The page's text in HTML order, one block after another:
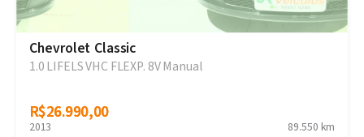
Chevrolet Classic
1.0 LIFELS VHC FLEXP. 8V Manual
R$26.990,00
R$26.990,00
2013 89.550 km